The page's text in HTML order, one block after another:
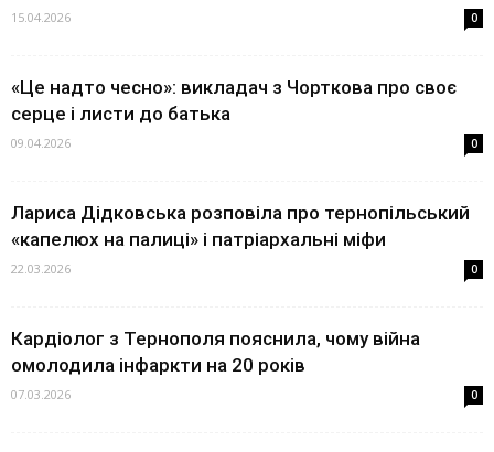
15.04.2026 0
«Це надто чесно»: викладач з Чорткова про своє
серце і листи до батька
09.04.2026 0
Лариса Дідковська розповіла про тернопільський
«капелюх на палиці» і патріархальні міфи
22.03.2026 0
Кардіолог з Тернополя пояснила, чому війна
омолодила інфаркти на 20 років
07.03.2026 0